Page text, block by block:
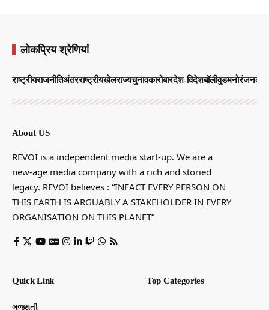
लोकप्रिय श्रेणियां
राष्ट्रीयराजनीतिअंतरराष्ट्रीयखेलराज्यचुनावकारोबारदेश-विदेशबॉलीवुडमनोरंजन
About US
REVOI is a independent media start-up. We are a
new-age media company with a rich and storied
legacy. REVOI believes : “INFACT EVERY PERSON ON
THIS EARTH IS ARGUABLY A STAKEHOLDER IN EVERY
ORGANISATION ON THIS PLANET”
Quick Link
ગુજરાતી
Top Categories